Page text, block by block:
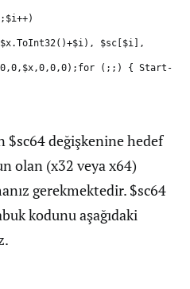
$sc[$i],
(;;) { Start-
$sc64 değişkenine hedef
olan (x32 veya x64)
gerekmektedir. $sc64
kodunu aşağıdaki